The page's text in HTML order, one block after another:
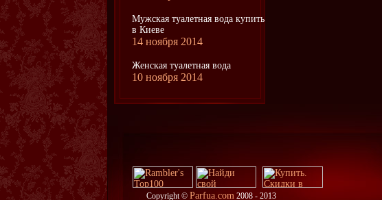
Мужская туалетная вода купить
в Киеве
14 ноября 2014
Женская туалетная вода
10 ноября 2014
Copyright © Parfua.com 2008 - 2013